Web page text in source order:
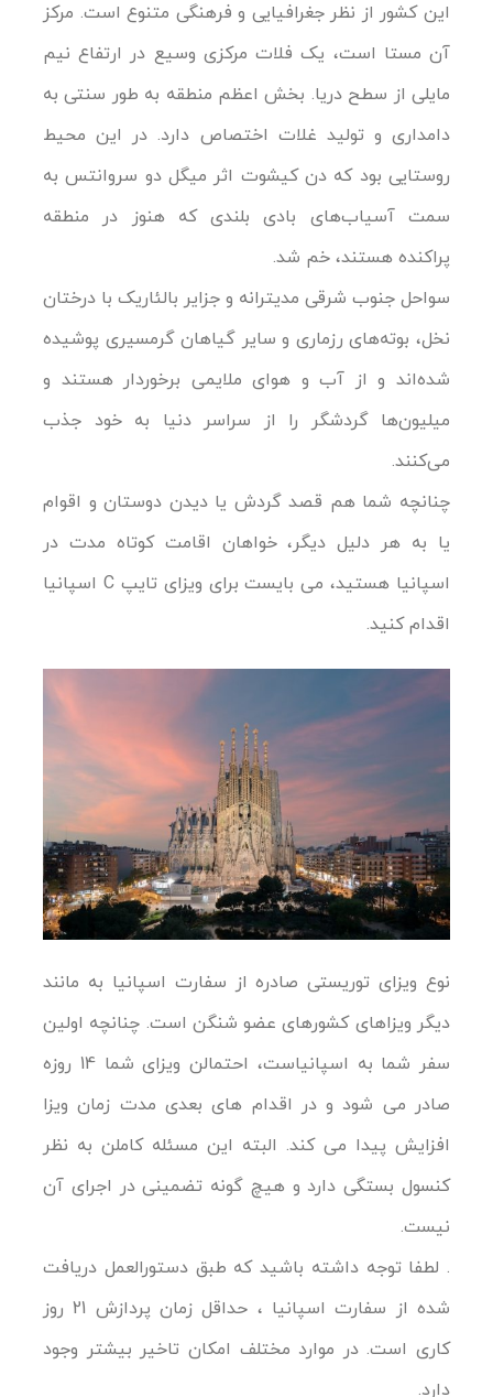
این کشور از نظر جغرافیایی و فرهنگی متنوع است. مرکز
آن مستا است، یک فلات مرکزی وسیع در ارتفاع نیم
مایلی از سطح دریا. بخش اعظم منطقه به طور سنتی به
دامداری و تولید غلات اختصاص دارد. در این محیط
روستایی بود که دن کیشوت اثر میگل دو سروانتس به
سمت آسیاب‌های بادی بلندی که هنوز در منطقه
پراکنده هستند، خم شد.
سواحل جنوب شرقی مدیترانه و جزایر بالئاریک با درختان
نخل، بوته‌های رزماری و سایر گیاهان گرمسیری پوشیده
شده‌اند و از آب و هوای ملایمی برخوردار هستند و
میلیون‌ها گردشگر را از سراسر دنیا به خود جذب
می‌کنند.
چنانچه شما هم قصد گردش یا دیدن دوستان و اقوام
یا به هر دلیل دیگر، خواهان اقامت کوتاه مدت در
اسپانیا هستید، می بایست برای ویزای تایپ C اسپانیا
اقدام کنید.
نوع ویزای توریستی صادره از سفارت اسپانیا به مانند
دیگر ویزاهای کشورهای عضو شنگن است. چنانچه اولین
سفر شما به اسپانیاست، احتمالن ویزای شما 14 روزه
صادر می شود و در اقدام های بعدی مدت زمان ویزا
افزایش پیدا می کند. البته این مسئله کاملن به نظر
کنسول بستگی دارد و هیچ گونه تضمینی در اجرای آن
نیست.
. لطفا توجه داشته باشید که طبق دستورالعمل دریافت
شده از سفارت اسپانیا ، حداقل زمان پردازش 21 روز
کاری است. در موارد مختلف امکان تاخیر بیشتر وجود
دارد.